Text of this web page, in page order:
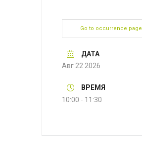
Go to occurrence page
ДАТА
Авг 22 2026
ВРЕМЯ
10:00 - 11:30